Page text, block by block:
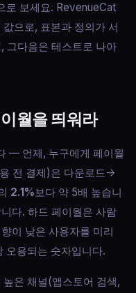
로 보세요. RevenueCat
으로, 표본과 정의가 서
그다음은 테스트로 나아
월을 띄워라
— 언제, 누구에게 페이월
전 결제)은 다운로드→
2.1%보다 약 5배 높습니
다. 하드 페이월은 사람
이 낮은 사용자를 미리
오용되는 숫자입니다.
은 채널(앱스토어 검색,